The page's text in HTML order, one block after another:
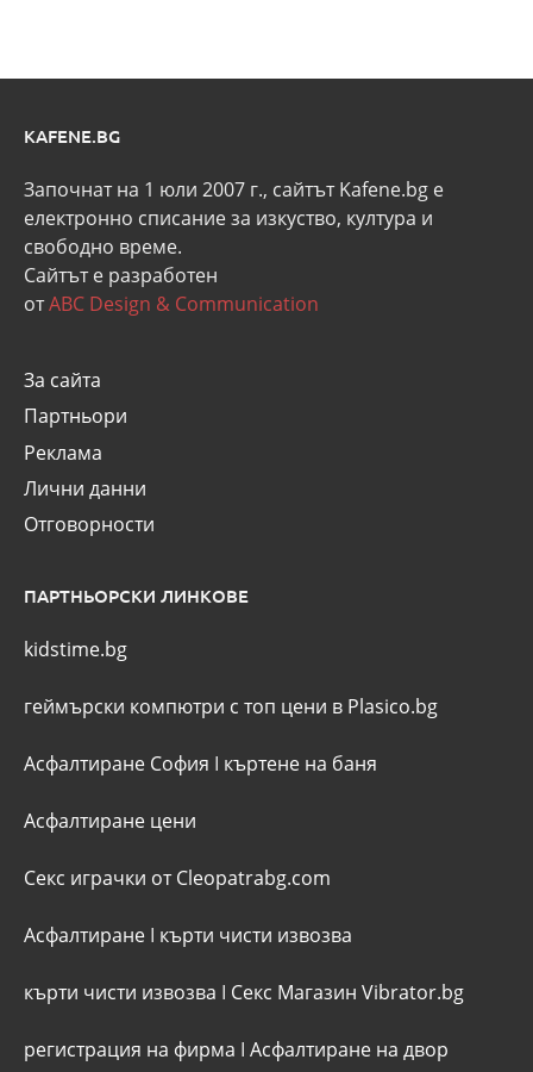
KAFENE.BG
Започнат на 1 юли 2007 г., сайтът Kafene.bg e
eлектронно списание за изкуство, култура и
свободно време.
Сайтът е разработен
отABC Design & Communication
За сайта
Партньори
Реклама
Лични данни
Отговорности
ПАРТНЬОРСКИ ЛИНКОВЕ
kidstime.bg
геймърски компютри с топ цени в Plasico.bg
Асфалтиране София I къртене на баня
Асфалтиране цени
Секс играчки от Cleopatrabg.com
Асфалтиране I кърти чисти извозва
кърти чисти извозва I Секс Магазин Vibrator.bg
регистрация на фирма I Асфалтиране на двор